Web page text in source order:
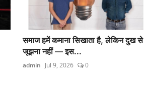
समाज हमें कमाना सिखाता है, लेकिन दुख से
जूझना नहीं — इस...
admin Jul 9, 2026 0